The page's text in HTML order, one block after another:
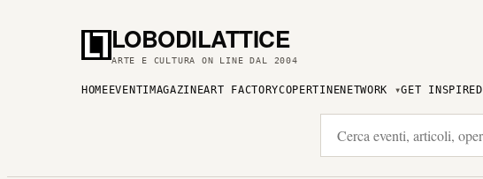
LOBODILATTICE
ARTE E CULTURA ON LINE DAL 2004
HOME EVENTI MAGAZINEART FACTORYCOPERTINENETWORK GET INSPIRED